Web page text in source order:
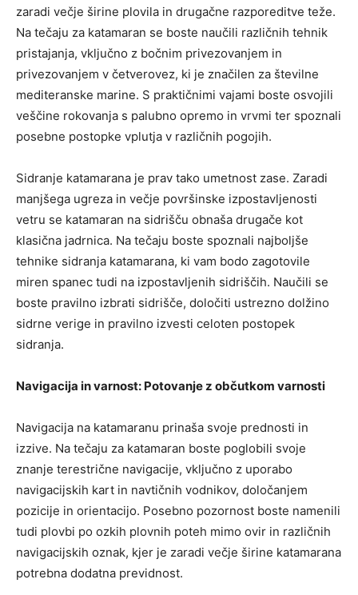
zaradi večje širine plovila in drugačne razporeditve teže.
Na tečaju za katamaran se boste naučili različnih tehnik
pristajanja, vključno z bočnim privezovanjem in
privezovanjem v četverovez, ki je značilen za številne
mediteranske marine. S praktičnimi vajami boste osvojili
veščine rokovanja s palubno opremo in vrvmi ter spoznali
posebne postopke vplutja v različnih pogojih.
Sidranje katamarana je prav tako umetnost zase. Zaradi
manjšega ugreza in večje površinske izpostavljenosti
vetru se katamaran na sidrišču obnaša drugače kot
klasična jadrnica. Na tečaju boste spoznali najboljše
tehnike sidranja katamarana, ki vam bodo zagotovile
miren spanec tudi na izpostavljenih sidriščih. Naučili se
boste pravilno izbrati sidrišče, določiti ustrezno dolžino
sidrne verige in pravilno izvesti celoten postopek
sidranja.
Navigacija in varnost: Potovanje z občutkom varnosti
Navigacija na katamaranu prinaša svoje prednosti in
izzive. Na tečaju za katamaran boste poglobili svoje
znanje terestrične navigacije, vključno z uporabo
navigacijskih kart in navtičnih vodnikov, določanjem
pozicije in orientacijo. Posebno pozornost boste namenili
tudi plovbi po ozkih plovnih poteh mimo ovir in različnih
navigacijskih oznak, kjer je zaradi večje širine katamarana
potrebna dodatna previdnost.